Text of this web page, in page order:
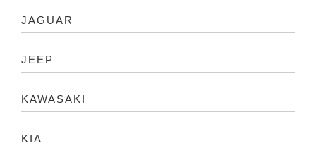
JAGUAR
JEEP
KAWASAKI
KIA